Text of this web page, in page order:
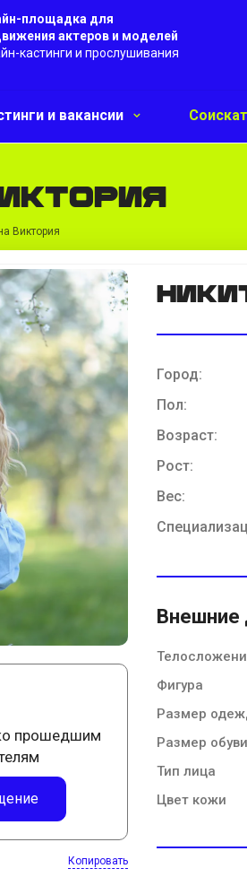
площадка для
актеров и моделей
кастинги и прослушивания
и вакансии
Виктория
прошедшим
Копировать
Город:
Пол:
Возраст:
Рост:
Вес:
Внешние
Фигура
Размер
Размер обуви
Тип лица
Цвет кожи